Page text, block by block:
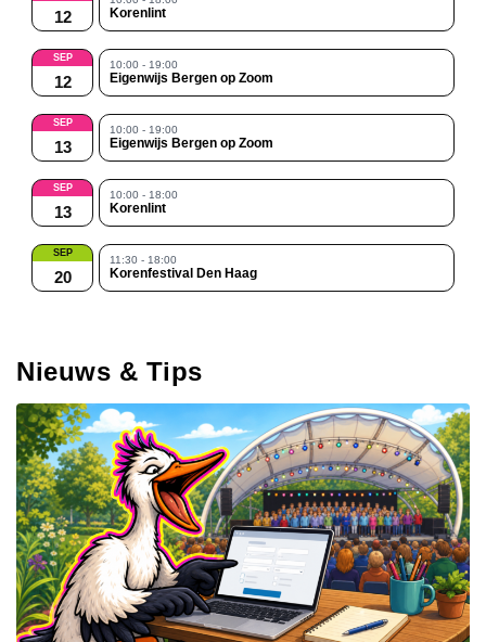
12 Korenlint
SEP
12
10:00 - 19:00
Eigenwijs Bergen op Zoom
SEP
13
10:00 - 19:00
Eigenwijs Bergen op Zoom
SEP
13
10:00 - 18:00
Korenlint
SEP
20
11:30 - 18:00
Korenfestival Den Haag
Nieuws & Tips